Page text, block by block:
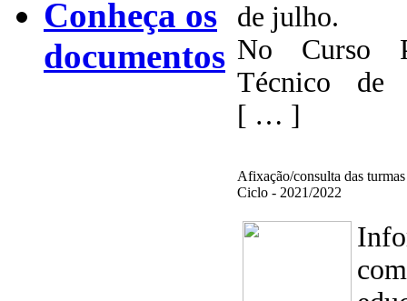
de julho.
No Curso
Técnico de
[ … ]
Afixação/consulta das
Ciclo - 2021/2022
Conheça os
documentos